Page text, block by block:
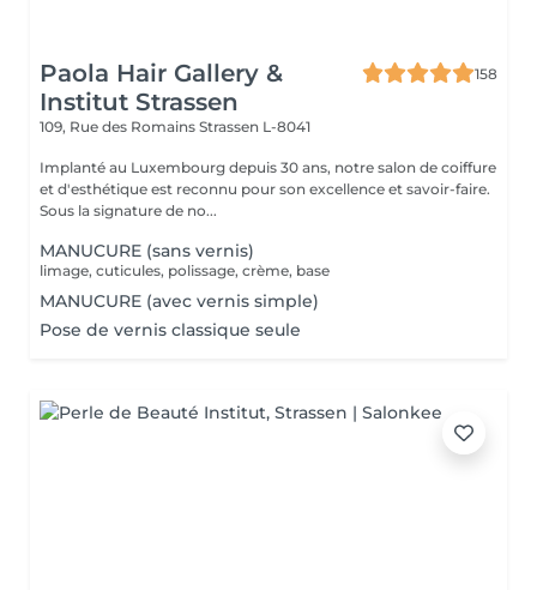
Paola Hair Gallery &
Institut Strassen
158
109, Rue des Romains Strassen L-8041
Implanté au Luxembourg depuis 30 ans, notre salon de coiffure
et d'esthétique est reconnu pour son excellence et savoir-faire.
Sous la signature de no...
MANUCURE (sans vernis)
limage, cuticules, polissage, crème, base
MANUCURE (avec vernis simple)
Pose de vernis classique seule